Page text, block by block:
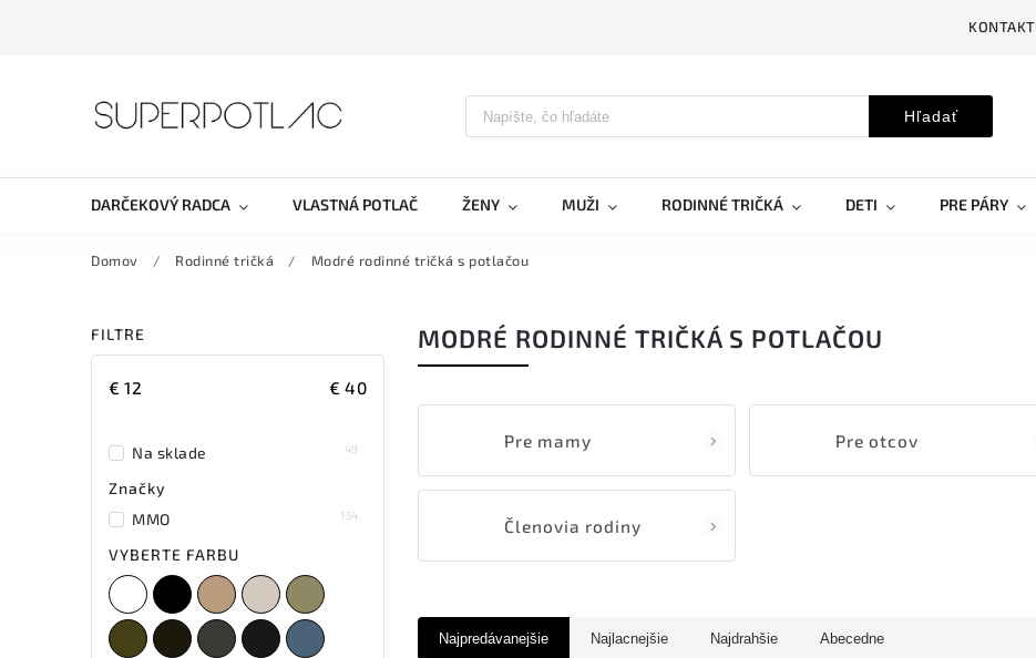
KONTAKT
Hľadať
DARČEKOVÝ RADCA VLASTNÁ POTLAČ ŽENY MUŽI RODINNÉ TRIČKÁ DETI PRE PÁRY
Domov / Rodinné tričká / Modré rodinné tričká s potlačou
FILTRE
€ 12 € 40
Na sklade 49
Značky
MMO
154
VYBERTE FARBU
MODRÉ RODINNÉ TRIČKÁ S POTLAČOU
Pre mamy Pre otcov
Členovia rodiny
Najpredávanejšie Najlacnejšie Najdrahšie Abecedne